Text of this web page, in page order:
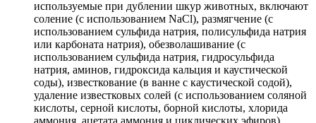
используемые при дублении шкур животных, включают
соление (с использованием NaCl), размягчение (с
использованием сульфида натрия, полисульфида натрия
или карбоната натрия), обезволашивание (с
использованием сульфида натрия, гидросульфида
натрия, аминов, гидроксида кальция и каустической
соды), известкование (в ванне с каустической содой),
удаление известковых солей (с использованием соляной
кислоты, серной кислоты, борной кислоты, хлорида
аммония, ацетата аммония и циклических эфиров),